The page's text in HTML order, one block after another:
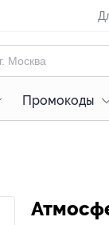
Промокоды